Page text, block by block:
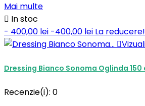
Mai multe
 In stoc
- 400,00 lei -400,00 lei La reducere!

Dressing Bianco Sonoma Oglinda 150
Recenzie(i): 0